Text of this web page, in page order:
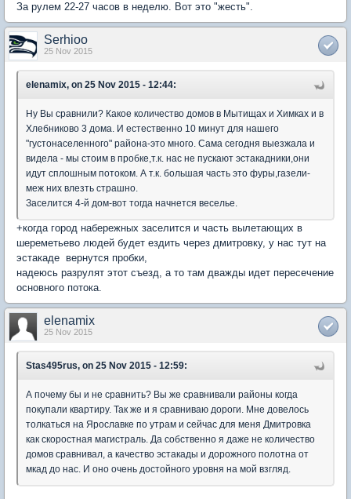
За рулем 22-27 часов в неделю. Вот это "жесть".
Serhioo
25 Nov 2015
elenamix, on 25 Nov 2015 - 12:44:
Ну Вы сравнили? Какое количество домов в Мытищах и Химках и в
Хлебниково 3 дома. И естественно 10 минут для нашего
"густонаселенного" района-это много. Сама сегодня выезжала и
видела - мы стоим в пробке,т.к. нас не пускают эстакадники,они
идут сплошным потоком. А т.к. большая часть это фуры,газели-
меж них влезть страшно.
Заселится 4-й дом-вот тогда начнется веселье.
+когда город набережных заселится и часть вылетающих в
шереметьево людей будет ездить через дмитровку, у нас тут на
эстакаде вернутся пробки,
надеюсь разрулят этот съезд, а то там дважды идет пересечение
основного потока.
elenamix
25 Nov 2015
Stas495rus, on 25 Nov 2015 - 12:59:
А почему бы и не сравнить? Вы же сравнивали районы когда
покупали квартиру. Так же и я сравниваю дороги. Мне довелось
толкаться на Ярославке по утрам и сейчас для меня Дмитровка
как скоростная магистраль. Да собственно я даже не количество
домов сравнивал, а качество эстакады и дорожного полотна от
мкад до нас. И оно очень достойного уровня на мой взгляд.